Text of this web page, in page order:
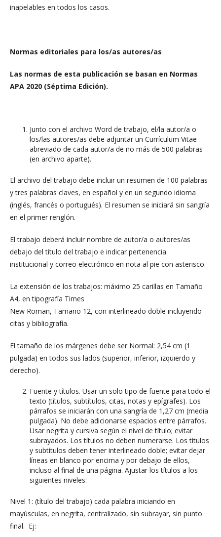
inapelables en todos los casos.
Normas editoriales para los/as autores/as
Las normas de esta publicación se basan en Normas
APA 2020 (Séptima Edición).
Junto con el archivo Word de trabajo, el/la autor/a o
los/las autores/as debe adjuntar un Currículum Vitae
abreviado de cada autor/a de no más de 500 palabras
(en archivo aparte).
El archivo del trabajo debe incluir un resumen de 100 palabras
y tres palabras claves, en español y en un segundo idioma
(inglés, francés o portugués). El resumen se iniciará sin sangría
en el primer renglón.
El trabajo deberá incluir nombre de autor/a o autores/as
debajo del título del trabajo e indicar pertenencia
institucional y correo electrónico en nota al pie con asterisco.
La extensión de los trabajos: máximo 25 carillas en Tamaño
A4, en tipografía Times
New Roman, Tamaño 12, con interlineado doble incluyendo
citas y bibliografía.
El tamaño de los márgenes debe ser Normal: 2,54 cm (1
pulgada) en todos sus lados (superior, inferior, izquierdo y
derecho).
Fuente y títulos. Usar un solo tipo de fuente para todo el
texto (títulos, subtítulos, citas, notas y epígrafes). Los
párrafos se iniciarán con una sangría de 1,27 cm (media
pulgada). No debe adicionarse espacios entre párrafos.
Usar negrita y cursiva según el nivel de título; evitar
subrayados. Los títulos no deben numerarse. Los títulos
y subtítulos deben tener interlineado doble; evitar dejar
líneas en blanco por encima y por debajo de ellos,
incluso al final de una página. Ajustar los títulos a los
siguientes niveles:
Nivel 1: (título del trabajo) cada palabra iniciando en
mayúsculas, en negrita, centralizado, sin subrayar, sin punto
final. Ej: